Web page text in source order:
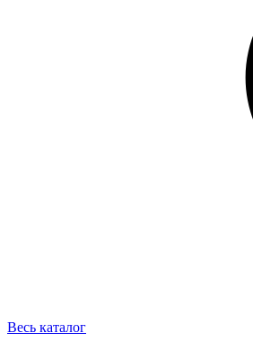
Весь каталог